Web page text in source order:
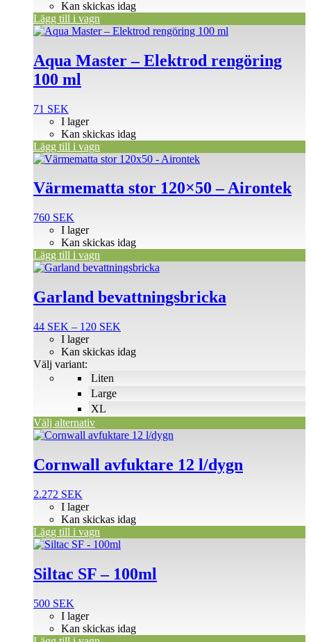
Kan skickas idag
Lägg till i vagn
Aqua Master – Elektrod rengöring
100 ml
71 SEK
I lager
Kan skickas idag
Lägg till i vagn
Värmematta stor 120×50 – Airontek
760 SEK
I lager
Kan skickas idag
Lägg till i vagn
Garland bevattningsbricka
44 SEK – 120 SEK
till
Liten
Large
XL
I lager
Kan skickas idag
Välj variant:
Välj alternativ
Den
produkten
har
varianter.
olika
alternativen
produktsidan
Cornwall avfuktare 12 l/dygn
2.272 SEK
I lager
Kan skickas idag
Lägg till i vagn
Siltac SF – 100ml
500 SEK
I lager
Kan skickas idag